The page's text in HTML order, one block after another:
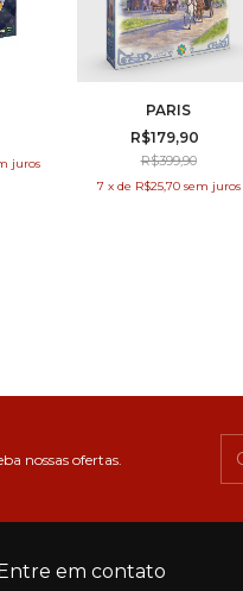
juros
PARIS
R$179,90
R$399,90
7 x de R$25,70 sem juros
nossas ofertas.
em contato